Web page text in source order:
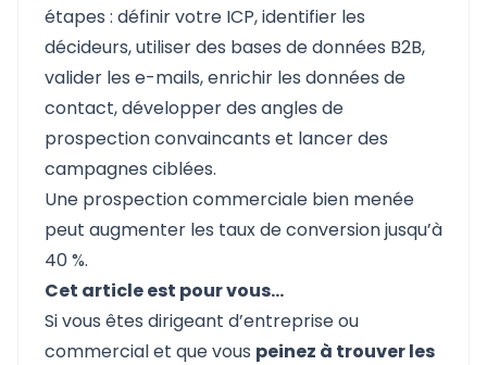
étapes : définir votre ICP, identifier les
décideurs, utiliser des bases de données B2B,
valider les e-mails, enrichir les données de
contact, développer des angles de
prospection convaincants et lancer des
campagnes ciblées.
Une prospection commerciale bien menée
peut augmenter les taux de conversion jusqu’à
40 %.
Cet article est pour vous…
Si vous êtes dirigeant d’entreprise ou
commercial et que vous peinez à trouver les